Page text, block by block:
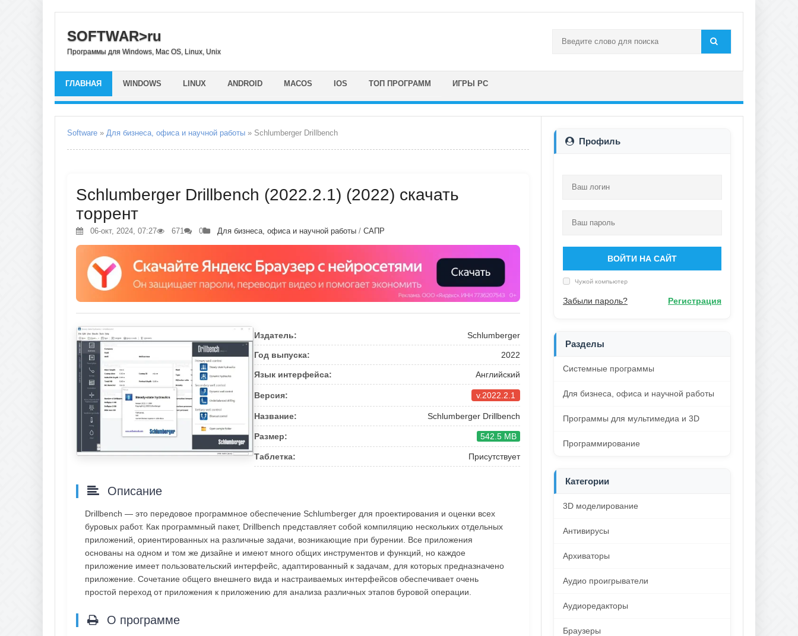
SOFTWAR>ru
Программы для Windows, Mac OS, Linux, Unix
ГЛАВНАЯ WINDOWS LINUX ANDROID MACOS IOS ТОП ПРОГРАММ ИГРЫ PC
Software » Для бизнеса, офиса и научной работы » Schlumberger Drillbench
Schlumberger Drillbench (2022.2.1) (2022) скачать
торрент
06-окт, 2024, 07:27 671 0 Для бизнеса, офиса и научной работы / САПР
Издатель: Schlumberger
Год выпуска: 2022
Язык интерфейса: Английский
Версия: v.2022.2.1
Название: Schlumberger Drillbench
Размер: 542.5 MB
Таблетка: Присутствует
Описание
Drillbench — это передовое программное обеспечение Schlumberger для проектирования и оценки всех
буровых работ. Как программный пакет, Drillbench представляет собой компиляцию нескольких отдельных
приложений, ориентированных на различные задачи, возникающие при бурении. Все приложения
основаны на одном и том же дизайне и имеют много общих инструментов и функций, но каждое
приложение имеет пользовательский интерфейс, адаптированный к задачам, для которых предназначено
приложение. Сочетание общего внешнего вида и настраиваемых интерфейсов обеспечивает очень
простой переход от приложения к приложению для анализа различных этапов буровой операции.
О программе
Профиль
ВОЙТИ НА САЙТ
Чужой компьютер
Забыли пароль? Регистрация
Разделы
Системные программы
Для бизнеса, офиса и научной работы
Программы для мультимедиа и 3D
Программирование
Категории
3D моделирование
Антивирусы
Архиваторы
Аудио проигрыватели
Аудиоредакторы
Браузеры